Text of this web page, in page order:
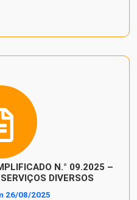
N.° 09.2025 –
DIVERSOS
26/08/2025